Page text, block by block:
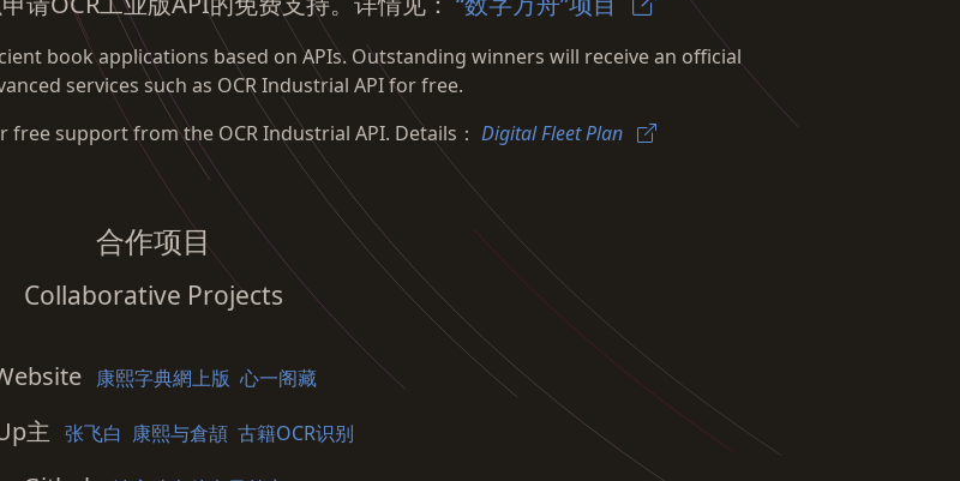
book applications based on APIs. Outstanding winners will receive an official
services such as OCR Industrial API for free.
support from the OCR Industrial API. Details： Digital Fleet Plan
合作项目
Collaborative Projects
康熙字典網上版 心一阁藏
主 张飞白 康熙与倉頡 古籍OCR识别